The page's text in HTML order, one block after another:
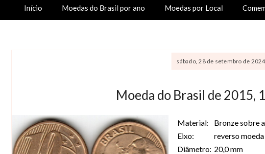
Início Moedas do Brasil por ano Moedas por Local
sábado, 28 de setembro de 2024
Moeda do Brasil de 2015,
Material:
Eixo:
Diâmetro:
Bronze sobre
reverso
20,0 mm